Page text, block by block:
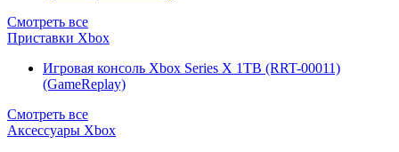
Смотреть все
Приставки Xbox
Игровая консоль Xbox Series X 1TB (RRT-00011)
(GameReplay)
Смотреть все
Аксессуары Xbox